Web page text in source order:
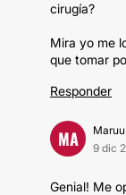
cirugía?
Mira yo me
que tomar
Responder
MA
9 dic
Genial! Me